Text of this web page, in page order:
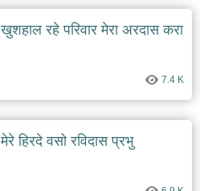
खुशहाल रहे परिवार मेरा अरदास करा
7.4 K
मेरे हिरदे वसो रविदास प्रभु